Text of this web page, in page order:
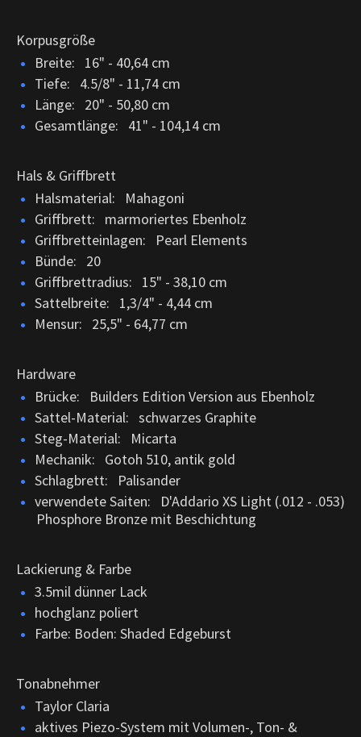
Korpusgröße
Breite: 16" - 40,64 cm
Tiefe: 4.5/8" - 11,74 cm
Länge: 20" - 50,80 cm
Gesamtlänge: 41" - 104,14 cm
Hals & Griffbrett
Halsmaterial: Mahagoni
Griffbrett: marmoriertes Ebenholz
Griffbretteinlagen: Pearl Elements
Bünde: 20
Griffbrettradius: 15" - 38,10 cm
Sattelbreite: 1,3/4" - 4,44 cm
Mensur: 25,5" - 64,77 cm
Hardware
Brücke: Builders Edition Version aus Ebenholz
Sattel-Material: schwarzes Graphite
Steg-Material: Micarta
Mechanik: Gotoh 510, antik gold
Schlagbrett: Palisander
verwendete Saiten: D'Addario XS Light (.012 - .053)
Phosphore Bronze mit Beschichtung
Lackierung & Farbe
3.5mil dünner Lack
hochglanz poliert
Farbe: Boden: Shaded Edgeburst
Tonabnehmer
Taylor Claria
aktives Piezo-System mit Volumen-, Ton- &